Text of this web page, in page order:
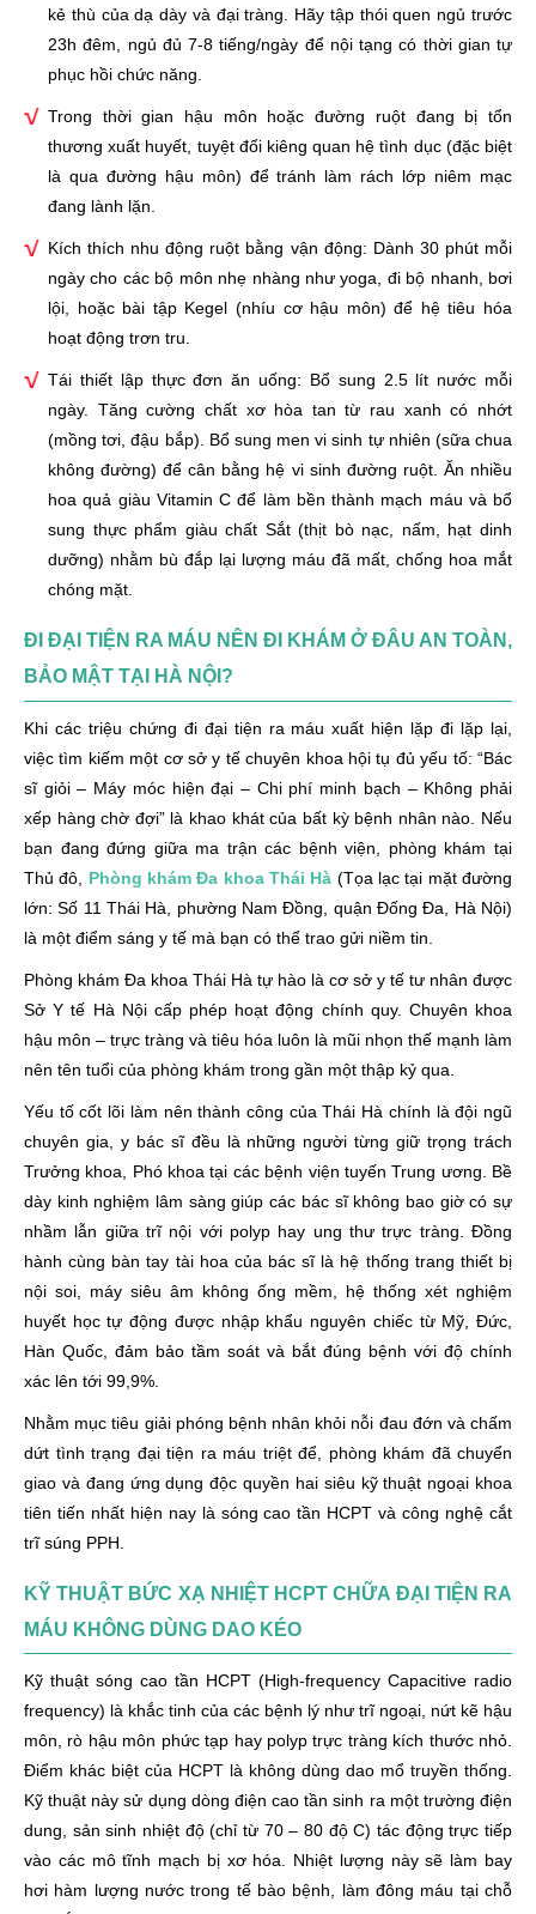
kẻ thù của dạ dày và đại tràng. Hãy tập thói quen ngủ trước
23h đêm, ngủ đủ 7-8 tiếng/ngày để nội tạng có thời gian tự
phục hồi chức năng.
Trong thời gian hậu môn hoặc đường ruột đang bị tổn
thương xuất huyết, tuyệt đối kiêng quan hệ tình dục (đặc biệt
là qua đường hậu môn) để tránh làm rách lớp niêm mạc
đang lành lặn.
Kích thích nhu động ruột bằng vận động: Dành 30 phút mỗi
ngày cho các bộ môn nhẹ nhàng như yoga, đi bộ nhanh, bơi
lội, hoặc bài tập Kegel (nhíu cơ hậu môn) để hệ tiêu hóa
hoạt động trơn tru.
Tái thiết lập thực đơn ăn uống: Bổ sung 2.5 lít nước mỗi
ngày. Tăng cường chất xơ hòa tan từ rau xanh có nhớt
(mồng tơi, đậu bắp). Bổ sung men vi sinh tự nhiên (sữa chua
không đường) để cân bằng hệ vi sinh đường ruột. Ăn nhiều
hoa quả giàu Vitamin C để làm bền thành mạch máu và bổ
sung thực phẩm giàu chất Sắt (thịt bò nạc, nấm, hạt dinh
dưỡng) nhằm bù đắp lại lượng máu đã mất, chống hoa mắt
chóng mặt.
ĐI ĐẠI TIỆN RA MÁU NÊN ĐI KHÁM Ở ĐÂU AN TOÀN,
BẢO MẬT TẠI HÀ NỘI?
Khi các triệu chứng đi đại tiện ra máu xuất hiện lặp đi lặp lại,
việc tìm kiếm một cơ sở y tế chuyên khoa hội tụ đủ yếu tố: “Bác
sĩ giỏi – Máy móc hiện đại – Chi phí minh bạch – Không phải
xếp hàng chờ đợi” là khao khát của bất kỳ bệnh nhân nào. Nếu
bạn đang đứng giữa ma trận các bệnh viện, phòng khám tại
Thủ đô, Phòng khám Đa khoa Thái Hà (Tọa lạc tại mặt đường
lớn: Số 11 Thái Hà, phường Nam Đồng, quận Đống Đa, Hà Nội)
là một điểm sáng y tế mà bạn có thể trao gửi niềm tin.
Phòng khám Đa khoa Thái Hà tự hào là cơ sở y tế tư nhân được
Sở Y tế Hà Nội cấp phép hoạt động chính quy. Chuyên khoa
hậu môn – trực tràng và tiêu hóa luôn là mũi nhọn thế mạnh làm
nên tên tuổi của phòng khám trong gần một thập kỷ qua.
Yếu tố cốt lõi làm nên thành công của Thái Hà chính là đội ngũ
chuyên gia, y bác sĩ đều là những người từng giữ trọng trách
Trưởng khoa, Phó khoa tại các bệnh viện tuyến Trung ương. Bề
dày kinh nghiệm lâm sàng giúp các bác sĩ không bao giờ có sự
nhầm lẫn giữa trĩ nội với polyp hay ung thư trực tràng. Đồng
hành cùng bàn tay tài hoa của bác sĩ là hệ thống trang thiết bị
nội soi, máy siêu âm không ống mềm, hệ thống xét nghiệm
huyết học tự động được nhập khẩu nguyên chiếc từ Mỹ, Đức,
Hàn Quốc, đảm bảo tầm soát và bắt đúng bệnh với độ chính
xác lên tới 99,9%.
Nhằm mục tiêu giải phóng bệnh nhân khỏi nỗi đau đớn và chấm
dứt tình trạng đại tiện ra máu triệt để, phòng khám đã chuyển
giao và đang ứng dụng độc quyền hai siêu kỹ thuật ngoại khoa
tiên tiến nhất hiện nay là sóng cao tần HCPT và công nghệ cắt
trĩ súng PPH.
KỸ THUẬT BỨC XẠ NHIỆT HCPT CHỮA ĐẠI TIỆN RA
MÁU KHÔNG DÙNG DAO KÉO
Kỹ thuật sóng cao tần HCPT (High-frequency Capacitive radio
frequency) là khắc tinh của các bệnh lý như trĩ ngoại, nứt kẽ hậu
môn, rò hậu môn phức tạp hay polyp trực tràng kích thước nhỏ.
Điểm khác biệt của HCPT là không dùng dao mổ truyền thống.
Kỹ thuật này sử dụng dòng điện cao tần sinh ra một trường điện
dung, sản sinh nhiệt độ (chỉ từ 70 – 80 độ C) tác động trực tiếp
vào các mô tĩnh mạch bị xơ hóa. Nhiệt lượng này sẽ làm bay
hơi hàm lượng nước trong tế bào bệnh, làm đông máu tại chỗ